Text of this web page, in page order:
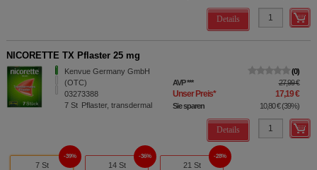
Details
NICORETTE TX Pflaster 25 mg
Kenvue Germany GmbH
(OTC)
03273388
7 St Pflaster, transdermal
0
AVP*** 27,99 €
Unser Preis* 17,19 €
Sie sparen 10,80 €(39%)
Details
7 St
39%
14 St
36%
21 St
28%